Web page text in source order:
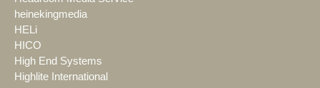
heinekingmedia
HELi
HICO
High End Systems
Highlite International